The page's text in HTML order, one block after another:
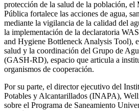
protección de la salud de la población, el
Pública fortalece las acciones de agua,
mediante la vigilancia de la calidad del
la implementación de la declaratoria
and Hygiene Bottleneck Analysis Tool),
salud y la coordinación del Grupo de
(GASH-RD), espacio que articula a
organismos de cooperación.
Por su parte, el director ejecutivo del
Potables y Alcantarillados (INAPA),
sobre el Programa de Saneamiento